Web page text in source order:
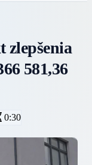
zlepšenia
581,36
0:30